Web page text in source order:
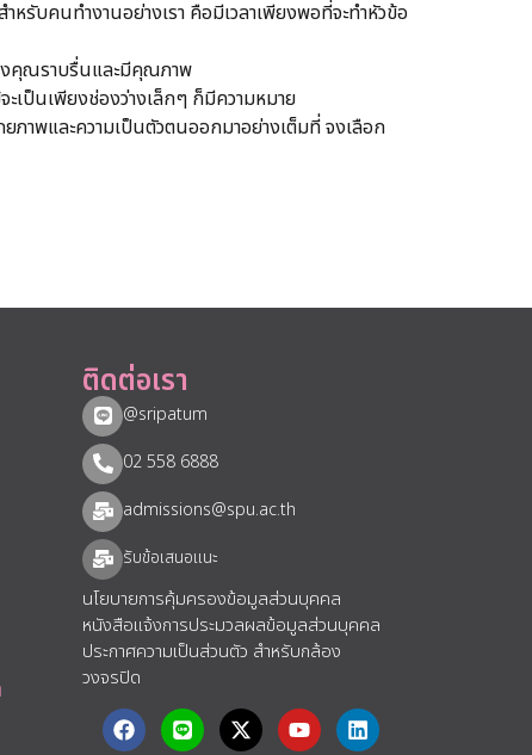
รับคนทำงานอย่างเรา คือมีเวลาเพียงพอที่จะทำหัวข้อ
งคุณราบรื่นและมีคุณภาพ
เป็นเพียงช่องว่างเล็กๆ ก็มีความหมาย
าพและความเป็นตัวตนออกมาอย่างเต็มที่ จงเลือก
ติดต่อเรา
@sripatum
02 558 6888
admissions@spu.ac.th
รับข้อเสนอแนะ​
นโยบายการคุ้มครองข้อมูลส่วนบุคคล
หนังสือแจ้งการประมวลผลข้อมูลส่วนบุคคล
ประกาศความเป็นส่วนตัว สำหรับกล้อง
วงจรปิด